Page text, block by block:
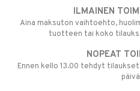
ILMAINEN
Aina maksuton vaihtoehto,
tuotteen tai koko
NOPEAT
Ennen kello 13.00 tehdyt